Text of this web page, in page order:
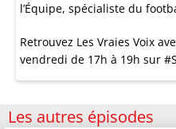
l’Équipe, spécialiste du
Retrouvez Les Vraies Voix
vendredi de 17h à 19h sur
Les autres épisodes